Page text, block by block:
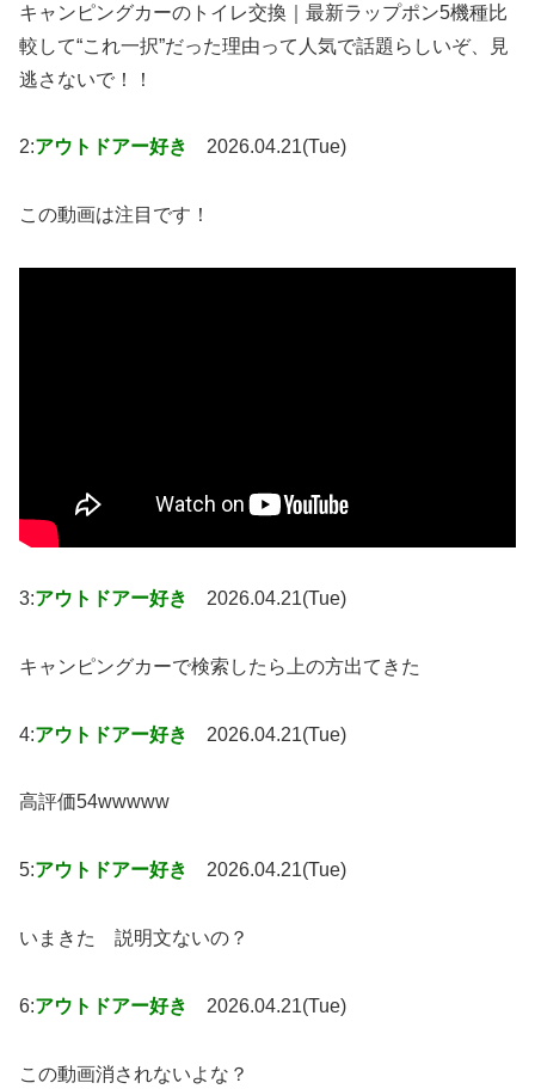
キャンピングカーのトイレ交換｜最新ラップポン5機種比
較して“これ一択”だった理由って人気で話題らしいぞ、見
逃さないで！！
2:アウトドアー好き 2026.04.21(Tue)
この動画は注目です！
3:アウトドアー好き 2026.04.21(Tue)
キャンピングカーで検索したら上の方出てきた
4:アウトドアー好き 2026.04.21(Tue)
高評価54wwwww
5:アウトドアー好き 2026.04.21(Tue)
いまきた 説明文ないの？
6:アウトドアー好き 2026.04.21(Tue)
この動画消されないよな？